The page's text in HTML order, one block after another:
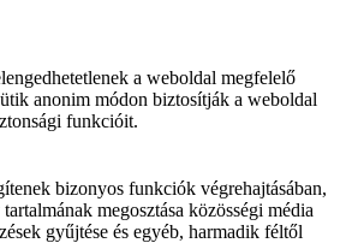
a weboldal megfelelő
anonim módon biztosítják a weboldal
funkcióit.
bizonyos funkciók végrehajtásában,
megosztása közösségi média
gyűjtése és egyéb, harmadik féltől